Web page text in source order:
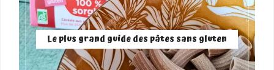
Le plus grand guide des pâtes sans gluten